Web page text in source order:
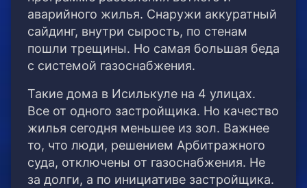
аварийного жилья. Снаружи аккуратный
сайдинг, внутри сырость, по стенам
пошли трещины. Но самая большая беда
с системой газоснабжения.
Такие дома в Исилькуле на 4 улицах.
Все от одного застройщика. Но качество
жилья сегодня меньшее из зол. Важнее
то, что люди, решением Арбитражного
суда, отключены от газоснабжения. Не
за долги, а по инициативе застройщика.